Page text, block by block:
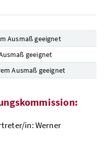
Ausmaß geeignet
geeignet
Ausmaß geeignet
in: Werner